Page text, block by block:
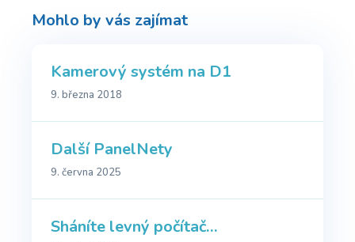
Mohlo by vás zajímat
Kamerový systém na D1
9. března 2018
Další PanelNety
9. června 2025
Sháníte levný počítač…